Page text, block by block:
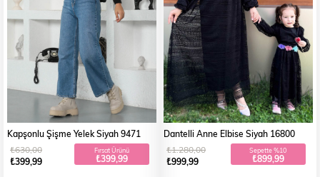
Kapşonlu Şişme Yelek Siyah 9471
₺399,99
₺630,00 Fırsat Ürünü
₺399,99
Dantelli Anne Elbise Siyah 16800
₺999,99
₺1.280,00 Sepette %10
₺899,99